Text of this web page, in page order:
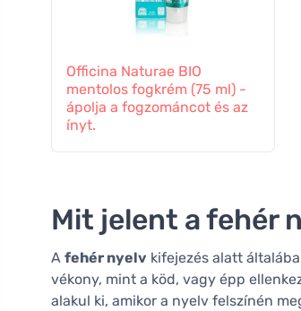
Officina Naturae BIO
mentolos fogkrém (75 ml) -
ápolja a fogzománcot és az
ínyt.
Mit jelent a fehér
A fehér nyelv kifejezés alatt
vékony, mint a köd, vagy épp
alakul ki, amikor a nyelv felszínén